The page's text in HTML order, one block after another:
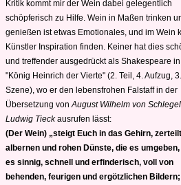
Kritik kommt mir der Wein dabei gelegentlich
schöpferisch zu Hilfe. Wein in Maßen trinken
genießen ist etwas Emotionales, und im Wein
Künstler Inspiration finden. Keiner hat dies
und treffender ausgedrückt als Shakespeare
"König Heinrich der Vierte" (2. Teil, 4. Aufzug, 3.
Szene), wo er den lebensfrohen Falstaff in der
Übersetzung von August Wilhelm von Schlegel
Ludwig Tieckausrufen lässt:
(Der Wein) „steigt Euch in das Gehirn,
albernen und rohen Dünste, die es
es sinnig, schnell und erfinderisch, voll von
behenden, feurigen und ergötzlichen